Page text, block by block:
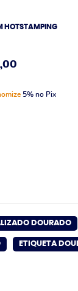
HOTSTAMPING
5% no Pix
DOURADO
ETIQUETA